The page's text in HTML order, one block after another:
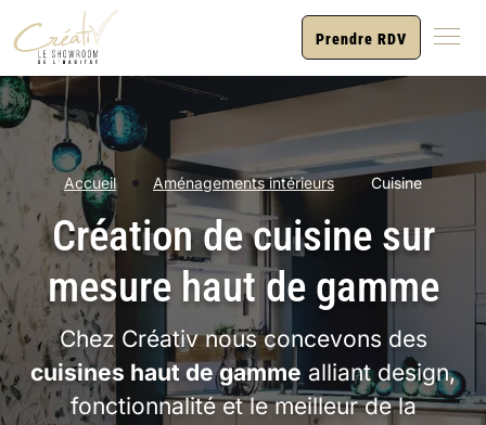
Prendre RDV
Accueil Aménagements intérieurs Cuisine
Création de cuisine sur
mesure haut de gamme
Chez Créativ nous concevons des
cuisines haut de gamme alliant design,
fonctionnalité et le meilleur de la